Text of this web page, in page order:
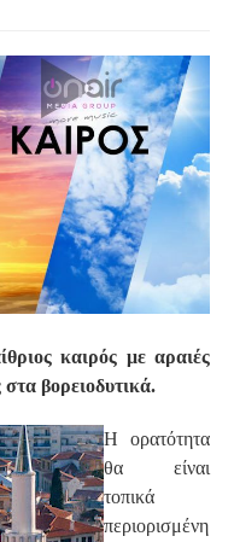
καιρός με αραιές
βορειοδυτικά.
Η ορατότητα
θα είναι
τοπικά
περιορισμένη